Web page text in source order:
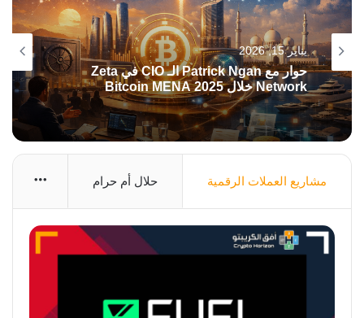
يناير 15, 2026
حوار مع Patrick Ngan الـ CIO في Zeta
Network خلال Bitcoin MENA 2025
مشاريع العملات الرقمية حلال أم حرام More